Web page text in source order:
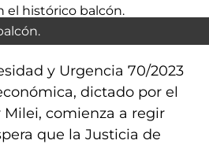
y Urgencia 70/2023
dictado por el
Milei, comienza a regir
que la Justicia de